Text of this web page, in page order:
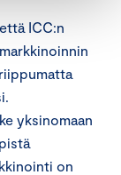
ICC:n
yksinomaan
on